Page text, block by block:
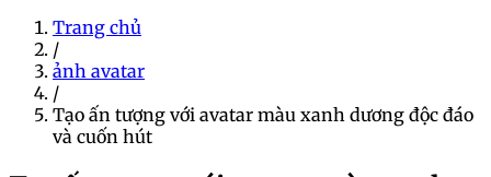
Trang chủ
/
ảnh avatar
/
Tạo ấn tượng với avatar màu xanh dương độc đáo
và cuốn hút